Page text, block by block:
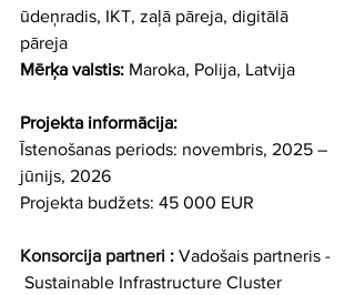
ūdeņradis, IKT, zaļā pāreja, digitālā
pāreja
Mērķa valstis: Maroka, Polija, Latvija
Projekta informācija:
Īstenošanas periods: novembris, 2025 –
jūnijs, 2026
Projekta budžets: 45 000 EUR
Konsorcija partneri : Vadošais partneris -
Sustainable Infrastructure Cluster